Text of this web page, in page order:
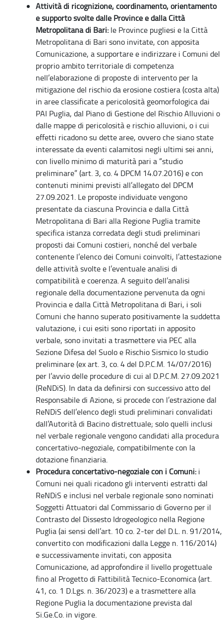
Attività di ricognizione, coordinamento, orientamento
e supporto svolte dalle Province e dalla Città
Metropolitana di Bari: le Province pugliesi e la Città
Metropolitana di Bari sono invitate, con apposita
Comunicazione, a supportare e indirizzare i Comuni del
proprio ambito territoriale di competenza
nell’elaborazione di proposte di intervento per la
mitigazione del rischio da erosione costiera (costa alta)
in aree classificate a pericolosità geomorfologica dai
PAI Puglia, dal Piano di Gestione del Rischio Alluvioni o
dalle mappe di pericolosità e rischio alluvioni, o i cui
effetti ricadono su dette aree, ovvero che siano state
interessate da eventi calamitosi negli ultimi sei anni,
con livello minimo di maturità pari a “studio
preliminare” (art. 3, co. 4 DPCM 14.07.2016) e con
contenuti minimi previsti all’allegato del DPCM
27.09.2021. Le proposte individuate vengono
presentate da ciascuna Provincia e dalla Città
Metropolitana di Bari alla Regione Puglia tramite
specifica istanza corredata degli studi preliminari
proposti dai Comuni costieri, nonché del verbale
contenente l’elenco dei Comuni coinvolti, l’attestazione
delle attività svolte e l’eventuale analisi di
compatibilità e coerenza. A seguito dell’analisi
regionale della documentazione pervenuta da ogni
Provincia e dalla Città Metropolitana di Bari, i soli
Comuni che hanno superato positivamente la suddetta
valutazione, i cui esiti sono riportati in apposito
verbale, sono invitati a trasmettere via PEC alla
Sezione Difesa del Suolo e Rischio Sismico lo studio
preliminare (ex art. 3, co. 4 del D.P.C.M. 14/07/2016)
per l’avvio delle procedure di cui al D.P.C.M. 27.09.2021
(ReNDiS). In data da definirsi con successivo atto del
Responsabile di Azione, si procede con l’estrazione dal
ReNDiS dell’elenco degli studi preliminari convalidati
dall’Autorità di Bacino distrettuale; solo quelli inclusi
nel verbale regionale vengono candidati alla procedura
concertativo-negoziale, compatibilmente con la
dotazione finanziaria.
Procedura concertativo-negoziale con i Comuni: i
Comuni nei quali ricadono gli interventi estratti dal
ReNDiS e inclusi nel verbale regionale sono nominati
Soggetti Attuatori dal Commissario di Governo per il
Contrasto del Dissesto Idrogeologico nella Regione
Puglia (ai sensi dell’art. 10 co. 2-ter del D.L. n. 91/2014,
convertito con modificazioni dalla Legge n. 116/2014)
e successivamente invitati, con apposita
Comunicazione, ad approfondire il livello progettuale
fino al Progetto di Fattibilità Tecnico-Economica (art.
41, co. 1 D.Lgs. n. 36/2023) e a trasmettere alla
Regione Puglia la documentazione prevista dal
Si.Ge.Co. in vigore.